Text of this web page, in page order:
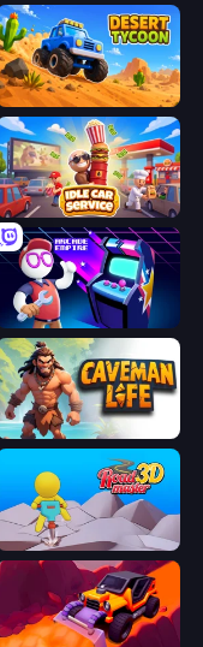
Desert Tycoon
Idle Car Service: Tycoon
Arcade Empire
Caveman Life
Road Master 3D